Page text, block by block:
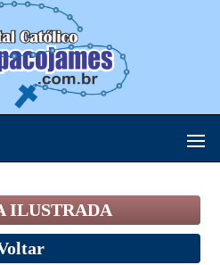
ILUSTRADA